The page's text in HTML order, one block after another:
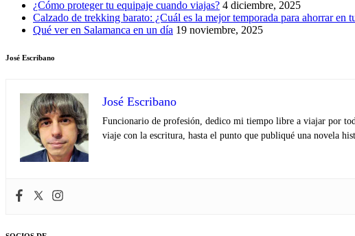
¿Cómo proteger tu equipaje cuando viajas? 4 diciembre, 2025
Calzado de trekking barato: ¿Cuál es la mejor temporada para ahorrar en
Qué ver en Salamanca en un día 19 noviembre, 2025
José Escribano
José Escribano
Funcionario de profesión, dedico mi tiempo libre a viajar por
viaje con la escritura, hasta el punto que publiqué una novela